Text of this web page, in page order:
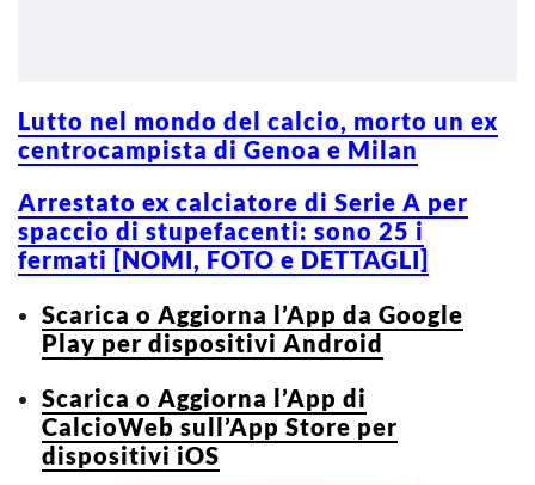
Lutto nel mondo del calcio, morto un ex
centrocampista di Genoa e Milan
Arrestato ex calciatore di Serie A per
spaccio di stupefacenti: sono 25 i
fermati [NOMI, FOTO e DETTAGLI]
Scarica o Aggiorna l’App da Google
Play per dispositivi Android
Scarica o Aggiorna l’App di
CalcioWeb sull’App Store per
dispositivi iOS